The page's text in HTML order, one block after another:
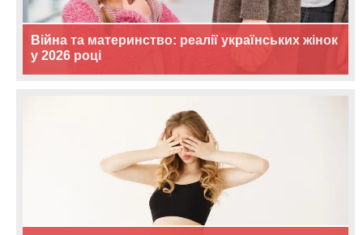
Війна та материнство: реалії українських жінок
у 2026 році